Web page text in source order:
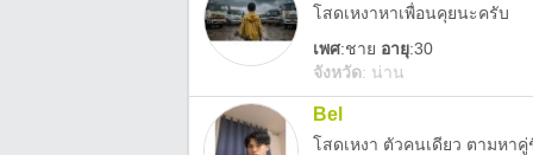
โสดเหงาหาเพื่อนคุยนะครับ
เพศ:ชาย อายุ:30
จังหวัด: น่าน
Bel
โสดเหงา ตัวคนเดียว ตามหาคู่